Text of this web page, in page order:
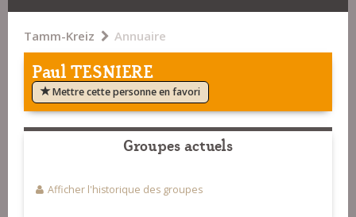
Tamm-Kreiz Annuaire
Paul TESNIERE
Mettre cette personne en favori
Groupes actuels
Afficher l'historique des groupes